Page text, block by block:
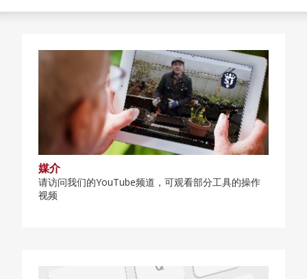
媒介
请访问我们的YouTube频道，可观看部分工具的操作
视频